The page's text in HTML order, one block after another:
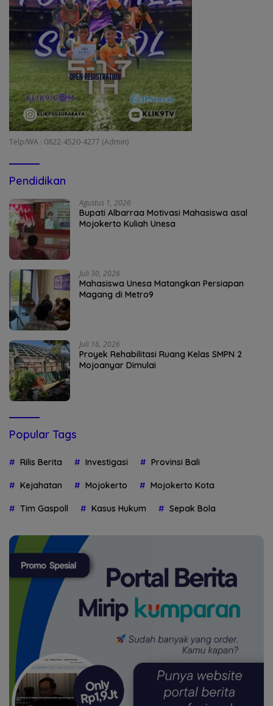
Telp/WA : 0822-4520-4277 (Admin)
Pendidikan
Agustus 1, 2026
Bupati Albarraa Motivasi Mahasiswa asal
Mojokerto Kuliah Unesa
Juli 30, 2026
Mahasiswa Unesa Matangkan Persiapan
Magang di Metro9
Juli 16, 2026
Proyek Rehabilitasi Ruang Kelas SMPN 2
Mojoanyar Dimulai
Popular Tags
Rilis Berita Investigasi Provinsi Bali
Kejahatan Mojokerto Mojokerto Kota
Tim Gaspoll Kasus Hukum Sepak Bola